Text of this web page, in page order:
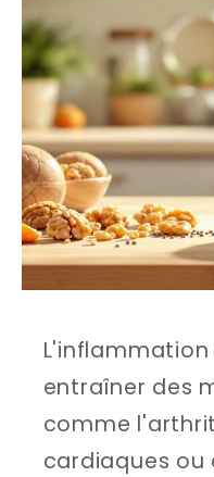
entraîner des
comme
cardiaques ou